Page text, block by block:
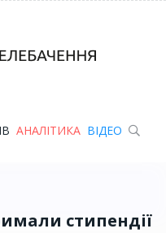
АНАЛІТИКА ВІДЕО
стипендії